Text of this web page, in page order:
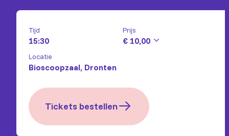
Tijd
15:30
Prijs
€ 10,00
Locatie
Bioscoopzaal, Dronten
Tickets bestellen